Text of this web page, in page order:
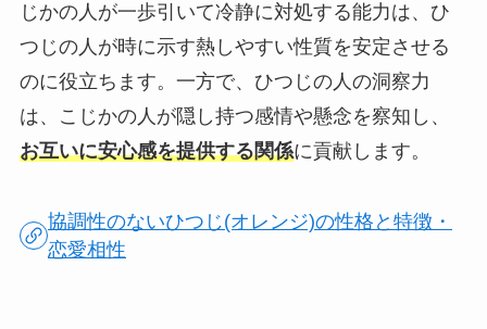
じかの人が一歩引いて冷静に対処する能力は、ひ
つじの人が時に示す熱しやすい性質を安定させる
のに役立ちます。一方で、ひつじの人の洞察力
は、こじかの人が隠し持つ感情や懸念を察知し、
お互いに安心感を提供する関係に貢献します。
協調性のないひつじ(オレンジ)の性格と特徴・
恋愛相性